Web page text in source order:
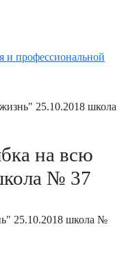
и профессиональной
25.10.2018 школа
на всю
№ 37
25.10.2018 школа №